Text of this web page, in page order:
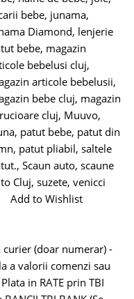
bebe, junama,
Diamond, lenjerie
bebe, magazin
bebelusi cluj,
articole bebelusii,
bebe cluj, magazin
cluj, Muuvo,
, patut bebe, patut din
, patut pliabil, saltele
, Scaun auto, scaune
Cluj, suzete, venicci
Add to Wishlist
curier (doar numerar) -
a valorii comenzi sau
Plata in RATE prin TBI